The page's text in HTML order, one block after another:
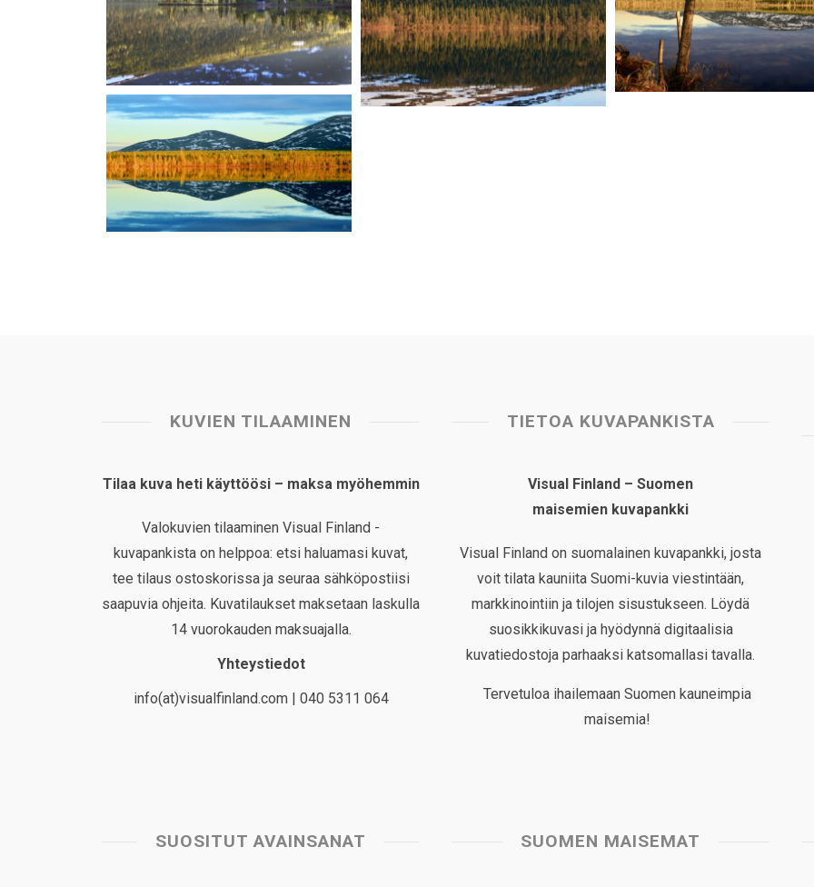
KUVIEN TILAAMINEN
Tilaa kuva heti käyttöösi – maksa myöhemmin
Valokuvien tilaaminen Visual Finland -
kuvapankista on helppoa: etsi haluamasi kuvat,
tee tilaus ostoskorissa ja seuraa sähköpostiisi
saapuvia ohjeita. Kuvatilaukset maksetaan laskulla
14 vuorokauden maksuajalla.
Yhteystiedot
info(at)visualfinland.com | 040 5311 064
TIETOA KUVAPANKISTA
Visual Finland – Suomen
maisemien kuvapankki
Visual Finland on suomalainen kuvapankki, josta
voit tilata kauniita Suomi-kuvia viestintään,
markkinointiin ja tilojen sisustukseen. Löydä
suosikkikuvasi ja hyödynnä digitaalisia
kuvatiedostoja parhaaksi katsomallasi tavalla.
Tervetuloa ihailemaan Suomen kauneimpia
maisemia!
SUOSITUT AVAINSANAT SUOMEN MAISEMAT